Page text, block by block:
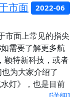
2022-06
市面
市面上常见的指尖
需要了解更多航
颖特新科技，或者
为大家介绍了
灯》，也是目前